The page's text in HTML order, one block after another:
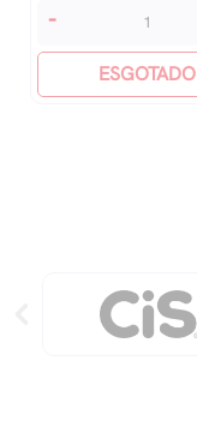
Teste
Desenho
Como
-
ESGOTADO